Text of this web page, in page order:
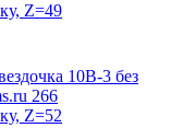
Z=49
Z=52